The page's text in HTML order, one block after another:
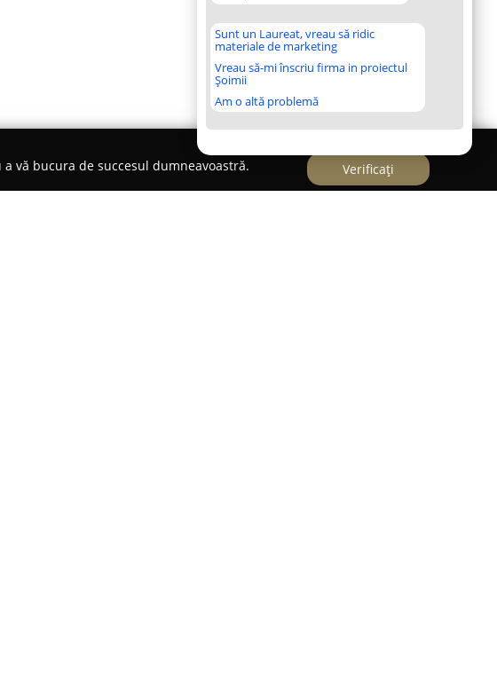
Sunt un Laureat, vreau să ridic
materiale de marketing
Vreau să-mi înscriu firma in proiectul
Șoimii
Am o altă problemă
vă bucura de succesul dumneavoastră.
Verificați